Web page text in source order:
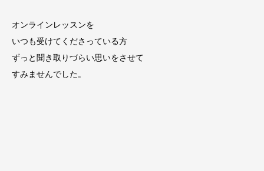
オンラインレッスンを
いつも受けてくださっている方
ずっと聞き取りづらい思いをさせて
すみませんでした。